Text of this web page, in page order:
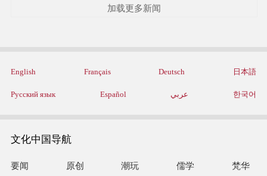
加载更多新闻
English Français Deutsch 日本語
Русский язык Español عربي 한국어
文化中国导航
要闻 原创 潮玩 儒学 梵华